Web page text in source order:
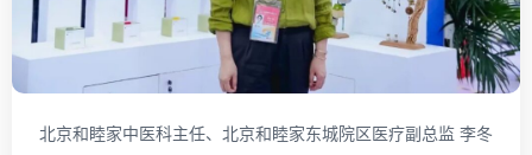
北京和睦家中医科主任、北京和睦家东城院区医疗副总监 李冬